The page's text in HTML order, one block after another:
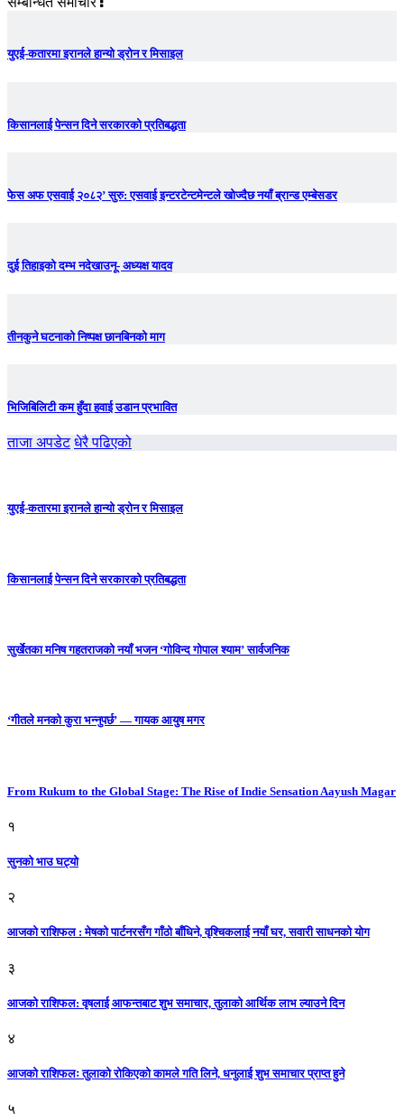
युएई-कतारमा इरानले हान्यो ड्रोन र मिसाइल
किसानलाई पेन्सन दिने सरकारको प्रतिबद्धता
फेस अफ एसवाई २०८२’ सुरु: एसवाई इन्टरटेन्टमेन्टले खोज्दैछ नयाँ ब्रान्ड एम्बेसडर
दुई तिहाइको दम्भ नदेखाउनू- अध्यक्ष यादव
तीनकुने घटनाकाे निष्पक्ष छानबिनकाे माग
भिजिबिलिटी कम हुँदा हवाई उडान प्रभावित
ताजा अपडेट धेरै पढिएको
युएई-कतारमा इरानले हान्यो ड्रोन र मिसाइल
किसानलाई पेन्सन दिने सरकारको प्रतिबद्धता
सुर्खेतका मनिष गहतराजको नयाँ भजन ‘गोविन्द गोपाल श्याम’ सार्वजनिक
‘गीतले मनको कुरा भन्नुपर्छ’ — गायक आयुष मगर
From Rukum to the Global Stage: The Rise of Indie Sensation Aayush Magar
१
सुनको भाउ घट्याे
२
आजको राशिफल : मेषको पार्टनरसँग गाँठो बाँधिने, वृश्चिकलाई नयाँ घर, सवारी साधनकाे याेग
३
आजकाे राशिफल: वृषलाई आफन्तबाट शुभ समाचार, तुलाकाे आर्थिक लाभ ल्याउने दिन
४
आजको राशिफलः तुलाकाे रोकिएको कामले गति लिने, धनुलाई शुभ समाचार प्राप्त हुने
५